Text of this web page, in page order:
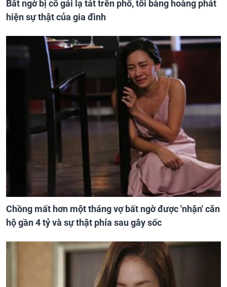
Bất ngờ bị cô gái lạ tát trên phố, tôi bàng hoàng phát
hiện sự thật của gia đình
Chồng mất hơn một tháng vợ bất ngờ được 'nhận' căn
hộ gần 4 tỷ và sự thật phía sau gây sốc